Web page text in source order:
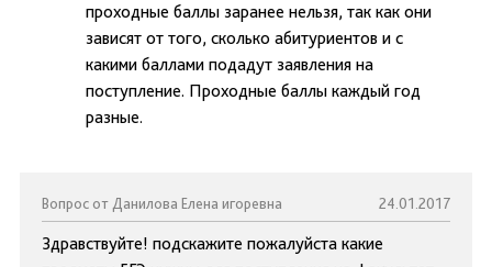
проходные баллы заранее нельзя, так как они
зависят от того, сколько абитуриентов и с
какими баллами подадут заявления на
поступление. Проходные баллы каждый год
разные.
Вопрос от Данилова Елена игоревна 24.01.2017
Здравствуйте! подскажите пожалуйста какие